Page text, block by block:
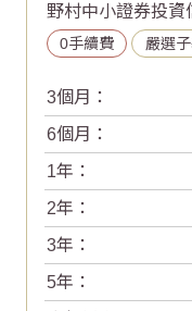
野村中小證券投資
0手續費 嚴選
3個月：
6個月：
1年：
2年：
3年：
5年：